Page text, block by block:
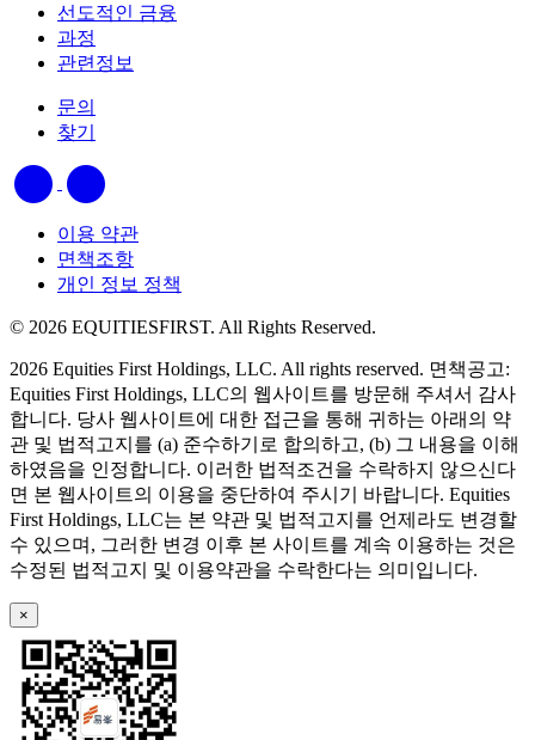
선도적인 금융
과정
관련정보
문의
찾기
이용 약관
면책조항
개인 정보 정책
© 2026 EQUITIESFIRST. All Rights Reserved.
2026 Equities First Holdings, LLC. All rights reserved. 면책공고:
Equities First Holdings, LLC의 웹사이트를 방문해 주셔서 감사
합니다. 당사 웹사이트에 대한 접근을 통해 귀하는 아래의 약
관 및 법적고지를 (a) 준수하기로 합의하고, (b) 그 내용을 이해
하였음을 인정합니다. 이러한 법적조건을 수락하지 않으신다
면 본 웹사이트의 이용을 중단하여 주시기 바랍니다. Equities
First Holdings, LLC는 본 약관 및 법적고지를 언제라도 변경할
수 있으며, 그러한 변경 이후 본 사이트를 계속 이용하는 것은
수정된 법적고지 및 이용약관을 수락한다는 의미입니다.
×